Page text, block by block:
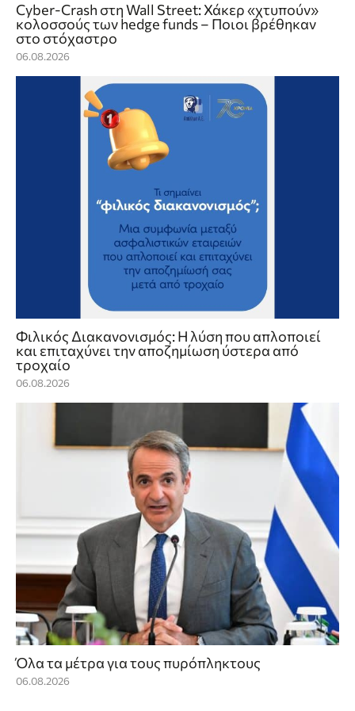
Cyber-Crash στη Wall Street: Χάκερ «χτυπούν»
κολοσσούς των hedge funds – Ποιοι βρέθηκαν
στο στόχαστρο
06.08.2026
Φιλικός Διακανονισμός: Η λύση που απλοποιεί
και επιταχύνει την αποζημίωση ύστερα από
τροχαίο
06.08.2026
Όλα τα μέτρα για τους πυρόπληκτους
06.08.2026